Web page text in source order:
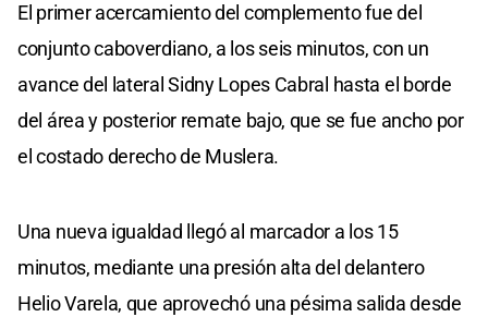
El primer acercamiento del complemento fue del
conjunto caboverdiano, a los seis minutos, con un
avance del lateral Sidny Lopes Cabral hasta el borde
del área y posterior remate bajo, que se fue ancho por
el costado derecho de Muslera.
Una nueva igualdad llegó al marcador a los 15
minutos, mediante una presión alta del delantero
Helio Varela, que aprovechó una pésima salida desde